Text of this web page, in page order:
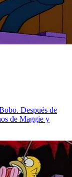
Después de
de Maggie y